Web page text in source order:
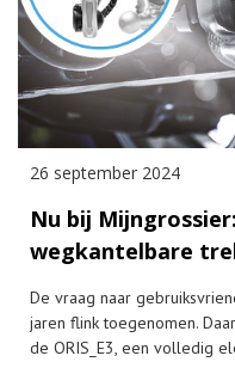
26 september 2024
Nu bij
wegkantelbare
De vraag naar
jaren flink toegenomen.
de ORIS_E3, een volledig